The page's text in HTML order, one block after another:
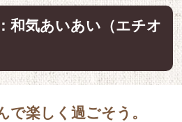
和気あいあい（エチオ
で楽しく過ごそう。